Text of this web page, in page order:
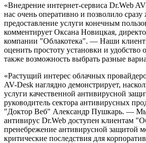
«Внедрение интернет-сервиса Dr.Web
нас очень оперативно и позволило сразу
предоставление услуги конечным
комментирует Оксана Новицкая,
компании "Облакотека". — Наши
оценить простоту установки и удобство
также возможность выбрать разные
«Растущий интерес облачных
AV-Desk наглядно демонстрирует,
услуги качественной антивирусной
руководитель сектора антивирусных
"Доктор Веб" Александр Пушкарь. — Мы
антивирус Dr.Web доступен клиентам
пренебрежение антивирусной защитой
критические последствия для